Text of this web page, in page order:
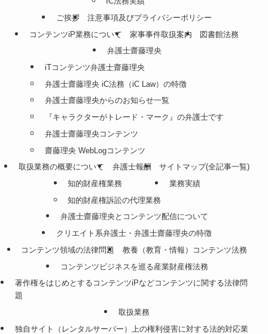
ご挨拶
注意事項及びプライバシーポリシー
コンテンツiP業務について
家事事件取扱案内
図書館法務
弁護士齋藤理央
iTコンテンツ弁護士齋藤理央
弁護士齋藤理央 iC法務（iC Law）の特徴
弁護士齋藤理央からのお知らせ一覧
『キャラクターがトレード・マーク』の弁護士です
弁護士齋藤理央コンテンツ
齋藤理央 WebLogコンテンツ
取扱業務の概要について
弁護士報酬
サイトマップ(全記事一覧)
知的財産権業務
知的財産権訴訟の代理業務
業務実績
弁護士齋藤理央とコンテンツ配信について
クリエイト系弁護士・弁護士齋藤理央の特徴
コンテンツ領域の法律問題
教養（教育・情報）コンテンツ法務
コンテンツビジネスを巡る産業財産権法務
著作権をはじめとするコンテンツiPなどコンテンツに関する法律問
題
取扱業務
独自サイト（レンタルサーバー）上の権利侵害に対する法的対応業